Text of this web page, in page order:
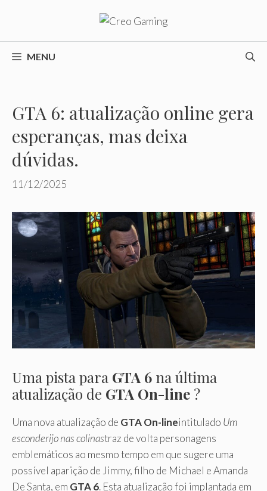
o
conteúdoMENU
GTA 6: atualização online gera
esperanças, mas deixa
dúvidas.
11/12/2025
Uma pista para GTA 6 na última
atualização de GTA On-line ?
Uma nova atualização de GTA On-lineintitulado Um
esconderijo nas colinastraz de volta personagens
emblemáticos ao mesmo tempo em que sugere uma
possível aparição de Jimmy, filho de Michael e Amanda
De Santa, em GTA 6. Esta atualização foi implantada em